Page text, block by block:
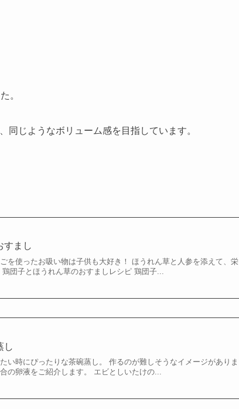
。
同じようなボリューム感を目指しています。
すまし
を使ったお吸い物は子供も大好き！ ほうれん草と人参を添えて、栄
団子とほうれん草のおすましレシピ 鶏団子...
し
い時にぴったりな茶碗蒸し。 作るのが難しそうなイメージがありま
の卵液をご紹介します。 エビとしいたけの...